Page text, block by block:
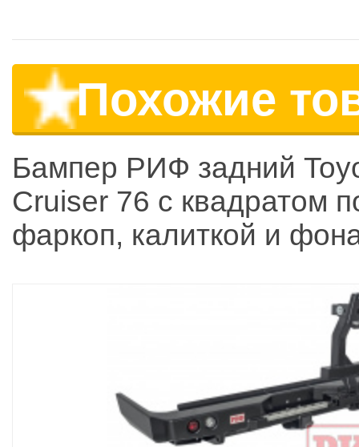
Похожие
Бампер РИФ задний
Cruiser 76 c квадратом
фаркоп, калиткой и